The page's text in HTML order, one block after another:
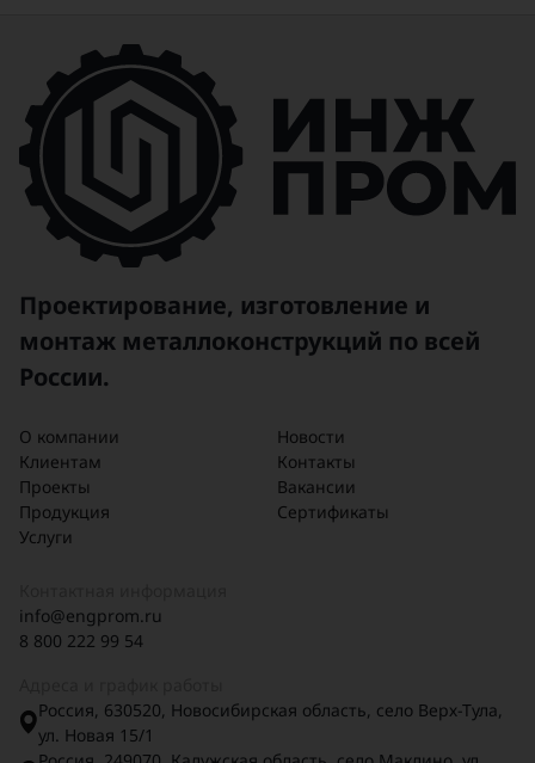
Проектирование, изготовление и
монтаж металлоконструкций по всей
России.
О компании
Клиентам
Проекты
Продукция
Услуги
Новости
Контакты
Вакансии
Сертификаты
info@engprom.ru
8 800 222 99 54
Россия, 630520, Новосибирская область, село Верх-Тула,
ул. Новая 15/1